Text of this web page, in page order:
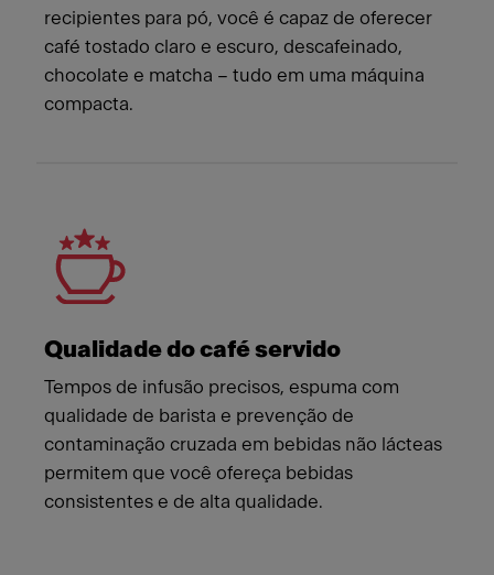
recipientes para pó, você é capaz de oferecer
café tostado claro e escuro, descafeinado,
chocolate e matcha – tudo em uma máquina
compacta.
Qualidade do café servido
Tempos de infusão precisos, espuma com
qualidade de barista e prevenção de
contaminação cruzada em bebidas não lácteas
permitem que você ofereça bebidas
consistentes e de alta qualidade.